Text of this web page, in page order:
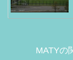
MATYの